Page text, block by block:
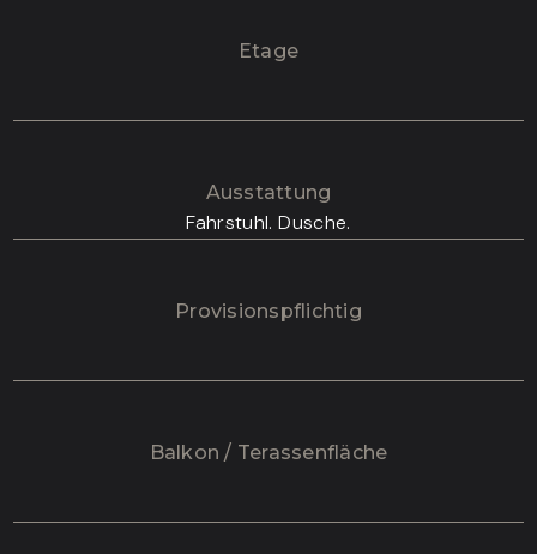
Etage
Ausstattung
Fahrstuhl. Dusche.
Provisionspflichtig
Balkon / Terassenfläche